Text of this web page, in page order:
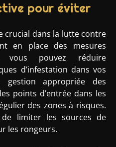
pour éviter
crucial dans la lutte contre
en place des mesures
vous pouvez réduire
d’infestation dans vos
gestion appropriée des
points d’entrée dans les
des zones à risques.
limiter les sources de
les rongeurs.